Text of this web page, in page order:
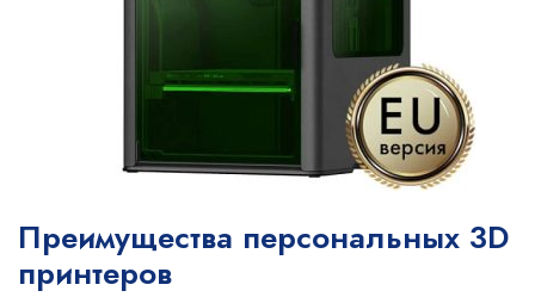
Преимущества персональных 3D
принтеров